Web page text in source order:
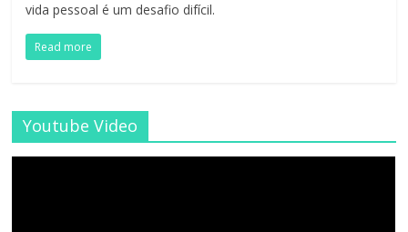
vida pessoal é um desafio difícil.
Read more
Youtube Video